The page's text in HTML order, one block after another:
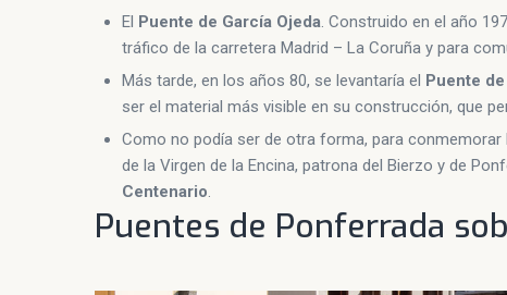
El Puente de García Ojeda. Construido en el año
tráfico de la carretera Madrid – La Coruña y para
Más tarde, en los años 80, se levantaría el Puente
ser el material más visible en su construcción, que
Como no podía ser de otra forma, para
de la Virgen de la Encina, patrona del Bierzo y de
Centenario.
Puentes de Ponferrada